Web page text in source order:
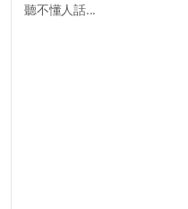
聽不懂人話...